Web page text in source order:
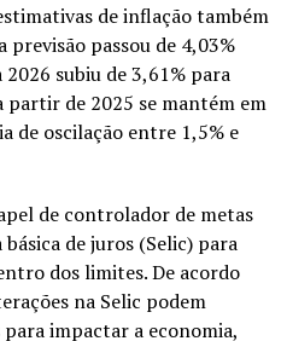
de inflação também
previsão passou de 4,03%
subiu de 3,61% para
partir de 2025 se mantém em
de oscilação entre 1,5% e
de controlador de metas
de juros (Selic) para
dos limites. De acordo
na Selic podem
para impactar a economia,